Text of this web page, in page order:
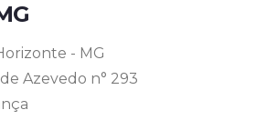
- MG
Azevedo n° 293